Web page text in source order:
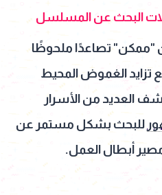
البحث عن المسلسل
"ممكن" تصاعدًا ملحوظًا
تزايد الغموض المحيط
العديد من الأسرار
للبحث بشكل مستمر عن
أبطال العمل.